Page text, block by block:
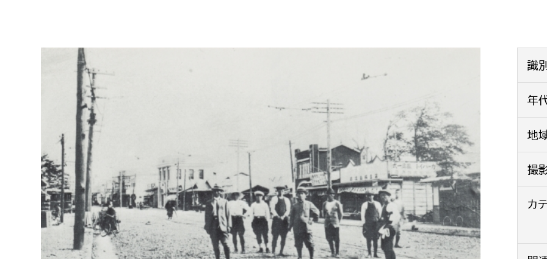
傷病者
事業者
労働者
求職者
外国人
ペット
市民活動・地域づくり
行政経営
観光
消防
病院
戸籍住民課
小田原城総合管理事
福祉健康部
福祉政策課
生活援護課
高齢介護課
障がい福祉課
保険課
子ども政策課
子ども若者支援課
保育課
経済部
産業政策課
観光課
農政課
水産海浜課
識
年
地
撮
カ